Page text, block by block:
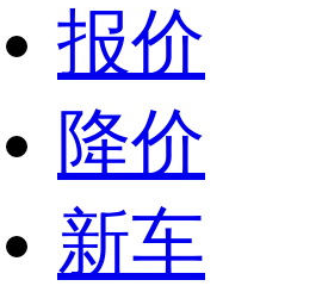
报价
降价
新车